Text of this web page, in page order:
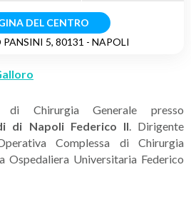
DEL CENTRO
PANSINI 5, 80131 - NAPOLI
di Chirurgia Generale presso
di Napoli Federico II. Dirigente
Complessa di Chirurgia
Ospedaliera Universitaria Federico